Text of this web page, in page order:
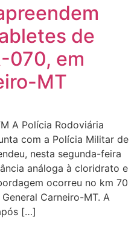
de
070, em
MT
A Polícia Rodoviária
com a Polícia Militar de
nesta segunda-feira
análoga à cloridrato e
ocorreu no km 70
Carneiro-MT. A
[…]